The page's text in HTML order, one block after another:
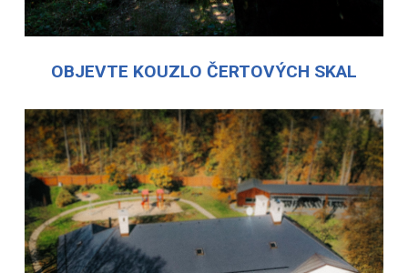
OBJEVTE KOUZLO ČERTOVÝCH SKAL